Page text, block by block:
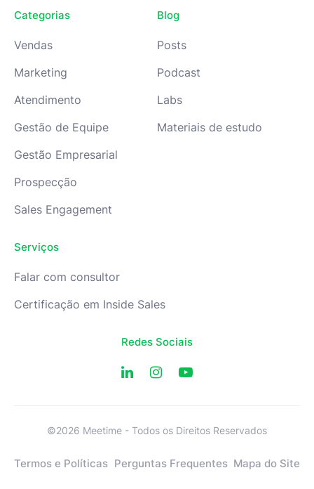
Categorias
Vendas
Marketing
Atendimento
Gestão de Equipe
Gestão Empresarial
Prospecção
Sales Engagement
Blog
Posts
Podcast
Labs
Materiais de estudo
Serviços
Falar com consultor
Certificação em Inside Sales
Redes Sociais
©2026 Meetime - Todos os Direitos Reservados
Termos e Políticas Perguntas Frequentes Mapa do Site